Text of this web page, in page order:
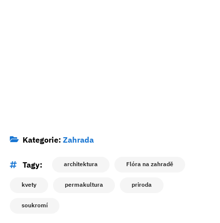
Kategorie: Zahrada
Tagy: architektura Flóra na zahradě
kvety permakultura priroda
soukromí